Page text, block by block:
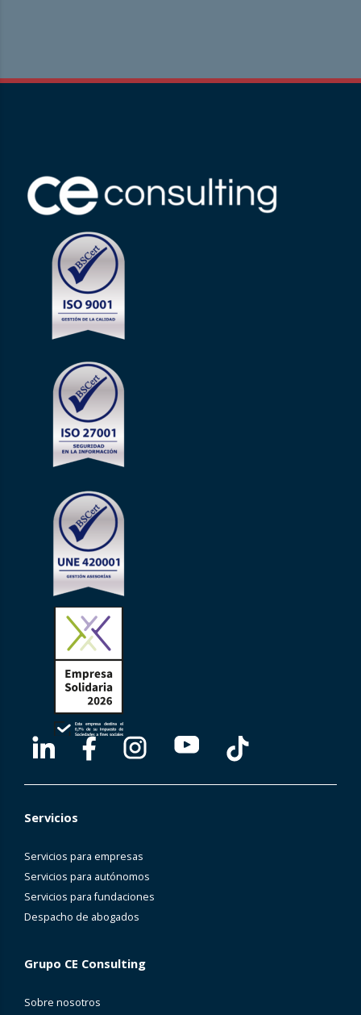
Servicios
Servicios para empresas
Servicios para autónomos
Servicios para fundaciones
Despacho de abogados
Grupo CE Consulting
Sobre nosotros